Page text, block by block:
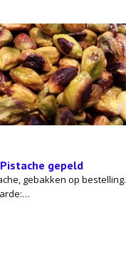
gepeld
gebakken op bestelling.